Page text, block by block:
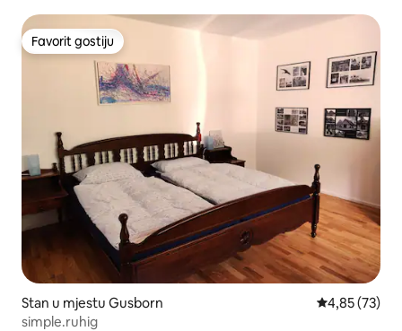
Favorit gostiju
Favorit gostiju
Stan u mjestu Gusborn prosječna
4,85 (73)
simple.ruhig